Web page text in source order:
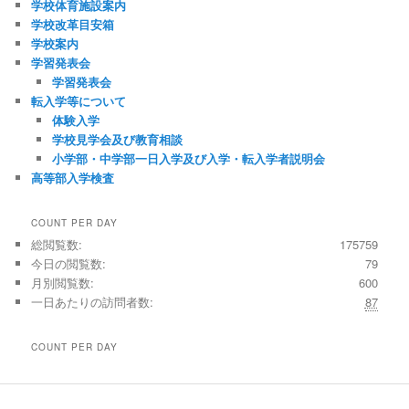
学校体育施設案内
学校改革目安箱
学校案内
学習発表会
学習発表会
転入学等について
体験入学
学校見学会及び教育相談
小学部・中学部一日入学及び入学・転入学者説明会
高等部入学検査
COUNT PER DAY
175759
総閲覧数:
79
今日の閲覧数:
600
月別閲覧数:
87
一日あたりの訪問者数:
COUNT PER DAY